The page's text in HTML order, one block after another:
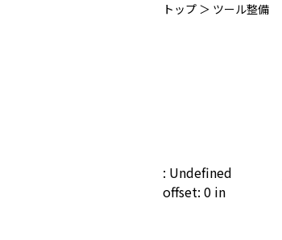
トップ ＞ ツール整備
: Undefined
offset: 0 in